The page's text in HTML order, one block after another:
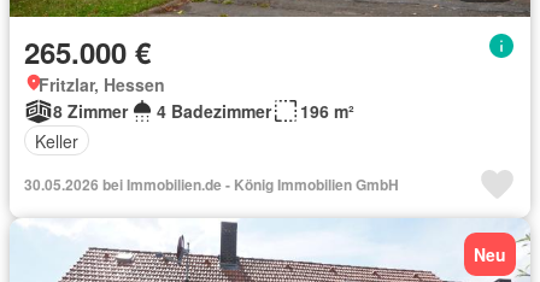
265.000 €
Fritzlar, Hessen
8 Zimmer
4 Badezimmer
196 m²
Keller
30.05.2026 bei Immobilien.de - König Immobilien GmbH
Neu